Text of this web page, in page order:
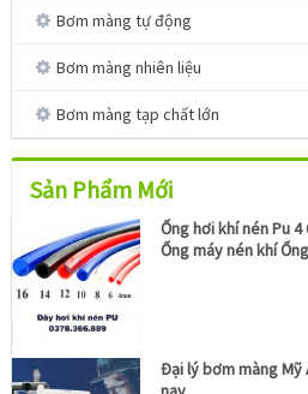
Bơm màng tự động
Bơm màng nhiên liệu
Bơm màng tạp chất lớn
Sản Phẩm Mới
Ống hơi khí nén Pu 4
Ống máy nén khí
Đại lý bơm màng Mỹ